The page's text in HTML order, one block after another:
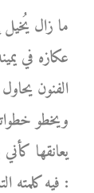
ما زال يُخيل
عكازه في
الفنون
ويخطو
يعانقها
فيه كلمته التاريخية :